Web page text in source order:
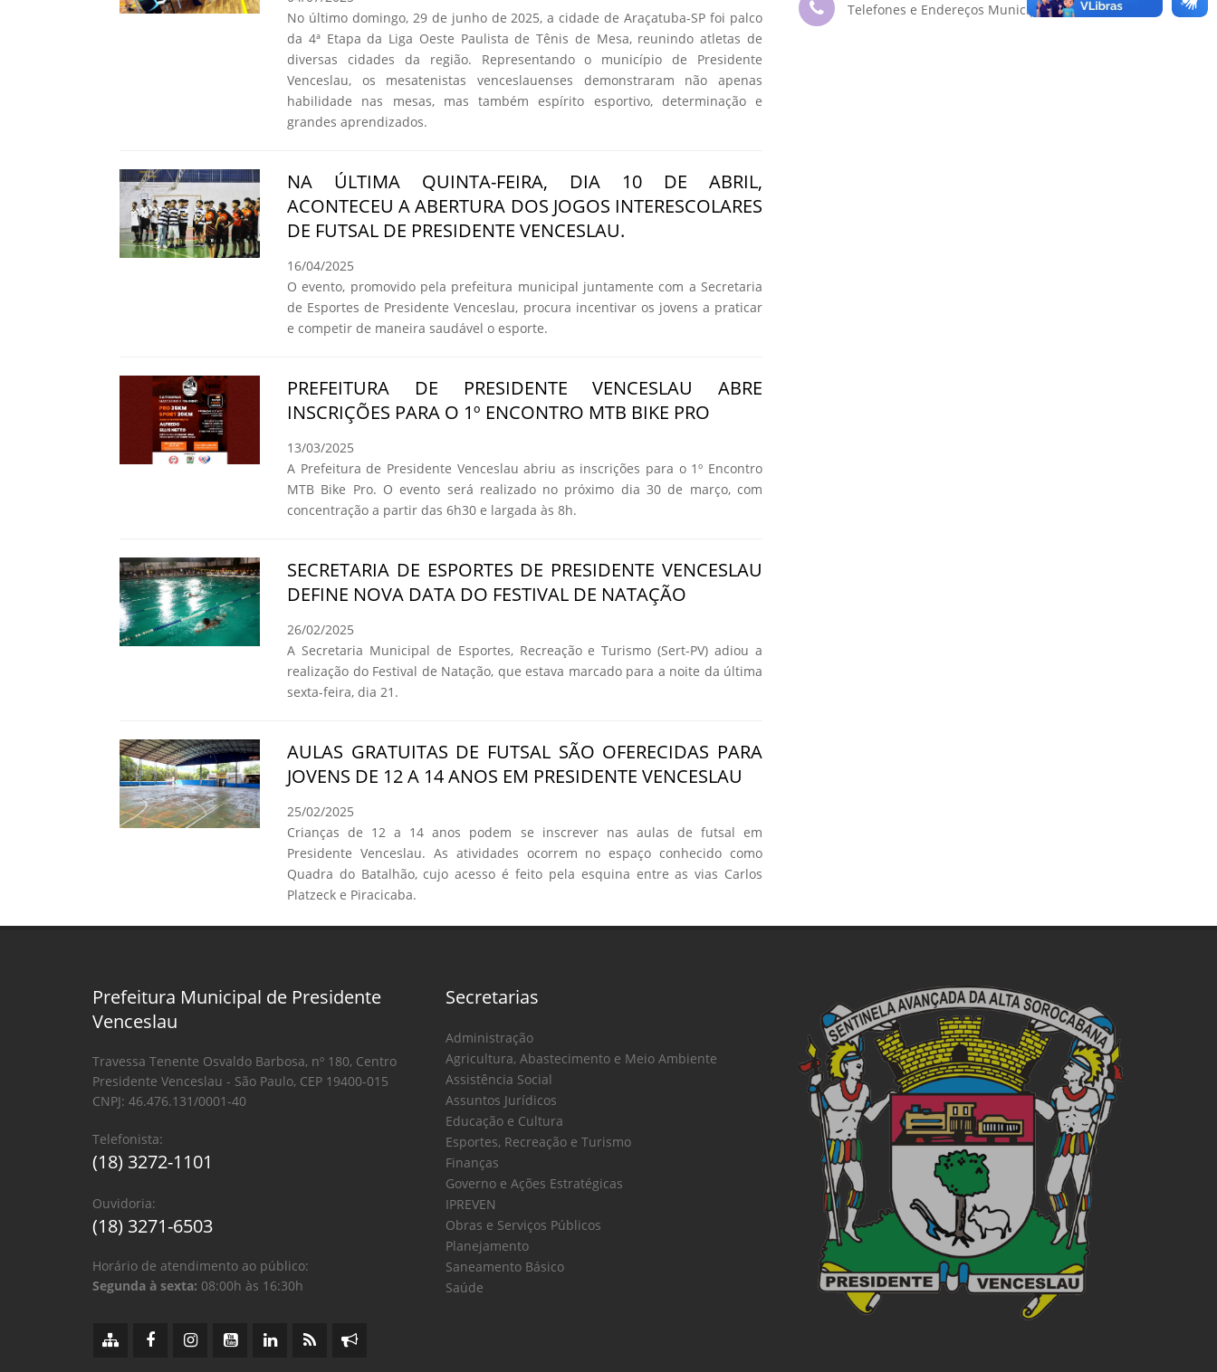
No último domingo, 29 de junho de 2025, a cidade de Araçatuba-SP foi palco
da 4ª Etapa da Liga Oeste Paulista de Tênis de Mesa, reunindo atletas de
diversas cidades da região. Representando o município de Presidente
Venceslau, os mesatenistas venceslauenses demonstraram não apenas
habilidade nas mesas, mas também espírito esportivo, determinação e
grandes aprendizados.
NA ÚLTIMA QUINTA-FEIRA, DIA 10 DE ABRIL,
ACONTECEU A ABERTURA DOS JOGOS INTERESCOLARES
DE FUTSAL DE PRESIDENTE VENCESLAU.
16/04/2025
O evento, promovido pela prefeitura municipal juntamente com a Secretaria
de Esportes de Presidente Venceslau, procura incentivar os jovens a praticar
e competir de maneira saudável o esporte.
PREFEITURA DE PRESIDENTE VENCESLAU ABRE
INSCRIÇÕES PARA O 1º ENCONTRO MTB BIKE PRO
13/03/2025
A Prefeitura de Presidente Venceslau abriu as inscrições para o 1º Encontro
MTB Bike Pro. O evento será realizado no próximo dia 30 de março, com
concentração a partir das 6h30 e largada às 8h.
SECRETARIA DE ESPORTES DE PRESIDENTE VENCESLAU
DEFINE NOVA DATA DO FESTIVAL DE NATAÇÃO
26/02/2025
A Secretaria Municipal de Esportes, Recreação e Turismo (Sert-PV) adiou a
realização do Festival de Natação, que estava marcado para a noite da última
sexta-feira, dia 21.
AULAS GRATUITAS DE FUTSAL SÃO OFERECIDAS PARA
JOVENS DE 12 A 14 ANOS EM PRESIDENTE VENCESLAU
25/02/2025
Crianças de 12 a 14 anos podem se inscrever nas aulas de futsal em
Presidente Venceslau. As atividades ocorrem no espaço conhecido como
Quadra do Batalhão, cujo acesso é feito pela esquina entre as vias Carlos
Platzeck e Piracicaba.
Telefones e Endereços Municipais
Prefeitura Municipal de Presidente
Venceslau
Travessa Tenente Osvaldo Barbosa, nº 180, Centro
Presidente Venceslau - São Paulo, CEP 19400-015
CNPJ: 46.476.131/0001-40
Telefonista:
(18) 3272-1101
Ouvidoria:
(18) 3271-6503
Horário de atendimento ao público:
Segunda à sexta: 08:00h às 16:30h
Secretarias
Administração
Agricultura, Abastecimento e Meio Ambiente
Assistência Social
Assuntos Jurídicos
Educação e Cultura
Esportes, Recreação e Turismo
Finanças
Governo e Ações Estratégicas
IPREVEN
Obras e Serviços Públicos
Planejamento
Saneamento Básico
Saúde